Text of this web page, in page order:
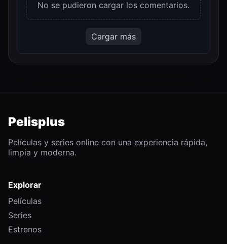
No se pudieron cargar los comentarios.
Cargar más
Pelisplus
Películas y series online con una experiencia rápida,
limpia y moderna.
Explorar
Películas
Series
Estrenos